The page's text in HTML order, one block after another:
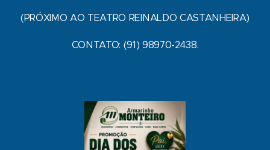
(PRÓXIMO AO TEATRO REINALDO CASTANHEIRA)
CONTATO: (91) 98970-2438.